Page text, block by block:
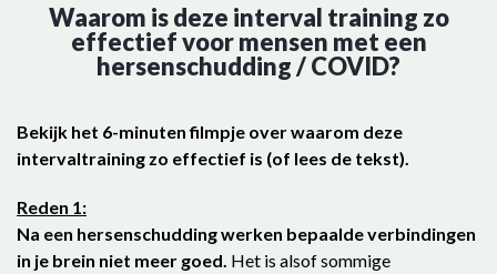
Waarom is deze interval training zo
effectief voor mensen met een
hersenschudding / COVID?
Bekijk het 6-minuten filmpje over waarom deze
intervaltraining zo effectief is (of lees de tekst).
Reden 1:
Na een hersenschudding werken bepaalde verbindingen
in je brein niet meer goed. Het is alsof sommige